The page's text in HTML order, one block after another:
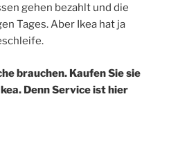
gehen bezahlt und die
Tages. Aber Ikea hat ja
brauchen. Kaufen Sie sie
Denn Service ist hier